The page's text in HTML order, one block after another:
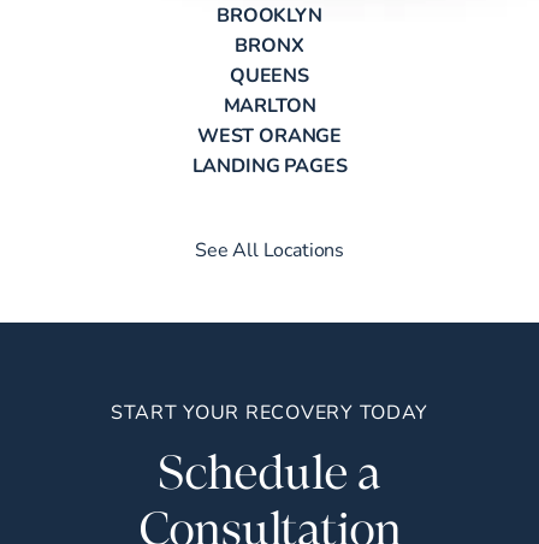
BROOKLYN
BRONX
QUEENS
MARLTON
WEST ORANGE
LANDING PAGES
See All Locations
START YOUR RECOVERY TODAY
Schedule a
Consultation